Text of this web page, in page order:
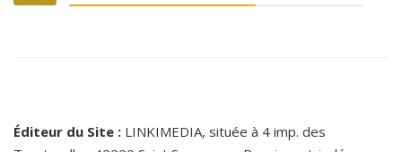
Éditeur du Site : LINKIMEDIA, située à 4 imp. des